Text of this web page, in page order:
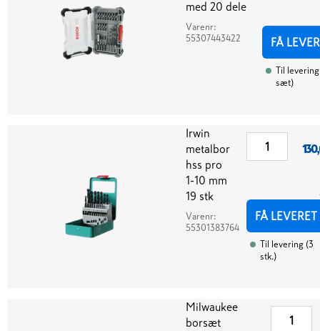
med 20 dele
Varenr:
55307443422
FÅ
Til levering
sæt)
Irwin
metalbor
hss pro
1-10 mm
19 stk
Varenr:
55301383764
FÅ LEVERET
Til levering (3
stk.)
Milwaukee
borsæt